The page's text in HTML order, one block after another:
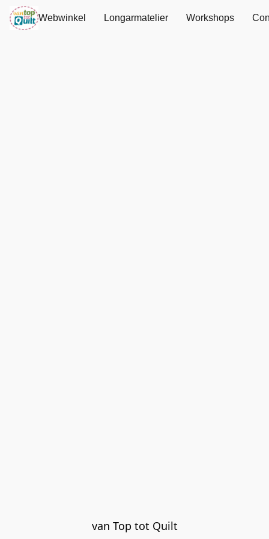
Webwinkel Longarmatelier Workshops
van Top tot Quilt